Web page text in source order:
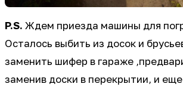
P.S. Ждем приезда машины для
Осталось выбить из досок и
заменить шифер в гараже
заменив доски в перекрытии, и